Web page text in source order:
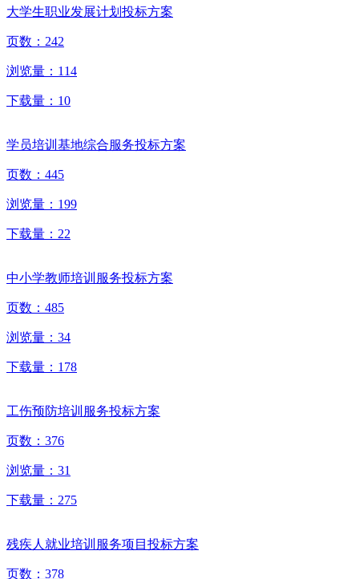
大学生职业发展计划投标方案
页数： 242
浏览量： 114
下载量： 10
学员培训基地综合服务投标方案
页数： 445
浏览量： 199
下载量： 22
中小学教师培训服务投标方案
页数： 485
浏览量： 34
下载量： 178
工伤预防培训服务投标方案
页数： 376
浏览量： 31
下载量： 275
残疾人就业培训服务项目投标方案
页数： 378